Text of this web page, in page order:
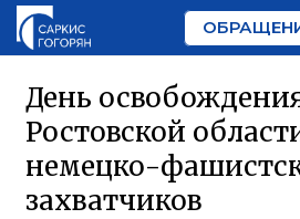
День
Ростовской
немецко-
захватчиков